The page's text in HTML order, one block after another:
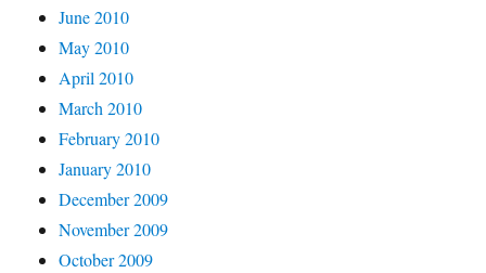
June 2010
May 2010
April 2010
March 2010
February 2010
January 2010
December 2009
November 2009
October 2009